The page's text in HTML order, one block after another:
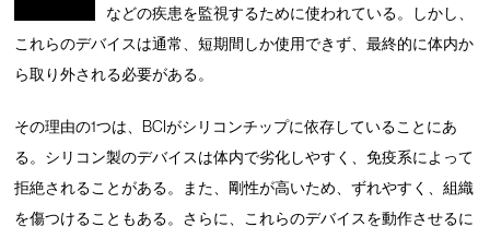
などの疾患を監視するために使われている。しかし、
これらのデバイスは通常、短期間しか使用できず、最終的に体内か
ら取り外される必要がある。
その理由の1つは、BCIがシリコンチップに依存していることにあ
る。シリコン製のデバイスは体内で劣化しやすく、免疫系によって
拒絶されることがある。また、剛性が高いため、ずれやすく、組織
を傷つけることもある。さらに、これらのデバイスを動作させるに